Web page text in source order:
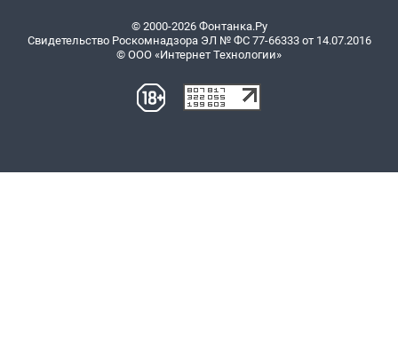
© 2000-2026 Фонтанка.Ру
Свидетельство Роскомнадзора ЭЛ № ФС 77-66333 от 14.07.2016
© ООО «Интернет Технологии»